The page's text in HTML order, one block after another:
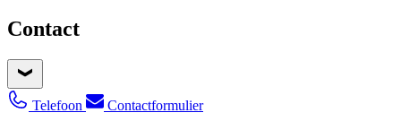
Contact
Telefoon Contactformulier